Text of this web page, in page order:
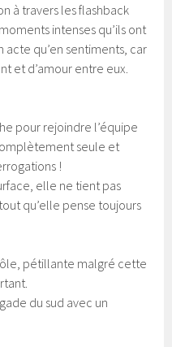
à travers les flashback
intenses qu’ils ont
acte qu’en sentiments, car
et d’amour entre eux.
pour rejoindre l’équipe
seule et
!
elle ne tient pas
qu’elle pense toujours
pétillante malgré cette
du sud avec un